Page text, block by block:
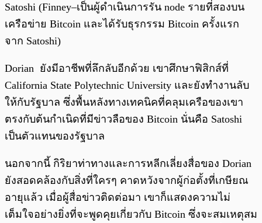
Satoshi (Finney–เป็นผู้ดำเนินการรัน node รายที่สองบน
เครือข่าย Bitcoin และได้รับธุรกรรม Bitcoin ครั้งแรก
จาก Satoshi)
Dorian ยังมีอาชีพที่ลึกลับอีกด้วย เขาศึกษาฟิสิกส์ที่
California State Polytechnic University และยังทำงานลับ
ให้กับรัฐบาล ซึ่งพื้นหลังทางเทคนิคที่คลุมเครือของเขา
ตรงกับต้นกำเนิดที่มีข่าวลือของ Bitcoin นั่นคือ Satoshi
เป็นตัวแทนของรัฐบาล
นอกจากนี้ กิริยาท่าทางและการหลีกเลี่ยงสื่อของ Dorian
ยังสอดคล้องกับสิ่งที่ใครๆ คาดหวังจากผู้ก่อตั้งที่เกษียณ
อายุแล้ว เมื่อผู้สื่อข่าวติดต่อมา เขาก็แสดงความไม่
เต็มใจอย่างยิ่งที่จะพูดคุยเกี่ยวกับ Bitcoin ซึ่งจะสมเหตุสม